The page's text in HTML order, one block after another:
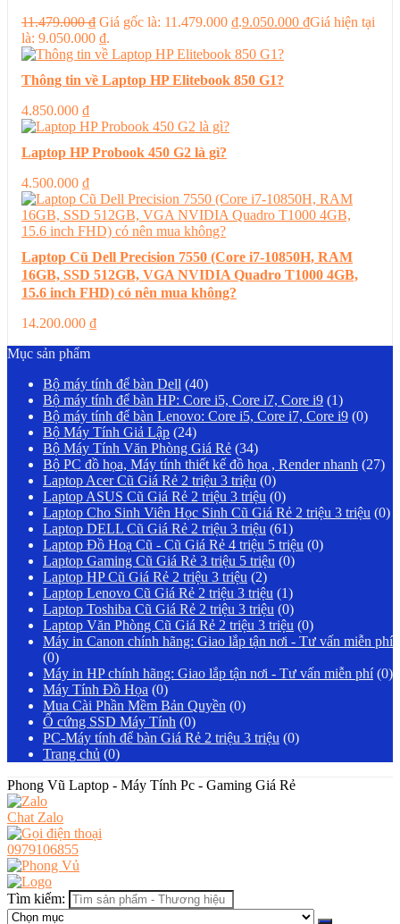
11.479.000₫ Giá gốc là: 11.479.000 ₫.9.050.000 ₫Giá hiện tại
là: 9.050.000 ₫.
Thông tin về Laptop HP Elitebook 850 G1?
4.850.000 ₫
Laptop HP Probook 450 G2 là gì?
4.500.000 ₫
Laptop Cũ Dell Precision 7550 (Core i7-10850H, RAM
16GB, SSD 512GB, VGA NVIDIA Quadro T1000 4GB,
15.6 inch FHD) có nên mua không?
14.200.000 ₫
Mục sản phẩm
Bộ máy tính để bàn Dell (40)
Bộ máy tính để bàn HP: Core i5, Core i7, Core i9 (1)
Bộ máy tính để bàn Lenovo: Core i5, Core i7, Core i9 (0)
Bộ Máy Tính Giả Lập (24)
Bộ Máy Tính Văn Phòng Giá Rẻ (34)
Bộ PC đồ họa, Máy tính thiết kế đồ họa , Render nhanh (27)
Laptop Acer Cũ Giá Rẻ 2 triệu 3 triệu (0)
Laptop ASUS Cũ Giá Rẻ 2 triệu 3 triệu (0)
Laptop Cho Sinh Viên Học Sinh Cũ Giá Rẻ 2 triệu 3 triệu (0)
Laptop DELL Cũ Giá Rẻ 2 triệu 3 triệu (61)
Laptop Đồ Hoạ Cũ - Cũ Giá Rẻ 4 triệu 5 triệu (0)
Laptop Gaming Cũ Giá Rẻ 3 triệu 5 triệu (0)
Laptop HP Cũ Giá Rẻ 2 triệu 3 triệu (2)
Laptop Lenovo Cũ Giá Rẻ 2 triệu 3 triệu (1)
Laptop Toshiba Cũ Giá Rẻ 2 triệu 3 triệu (0)
Laptop Văn Phòng Cũ Giá Rẻ 2 triệu 3 triệu (0)
Máy in Canon chính hãng: Giao lắp tận nơi - Tư vấn miễn phí
(0)
Máy in HP chính hãng: Giao lắp tận nơi - Tư vấn miễn phí (0)
Máy Tính Đồ Họa (0)
Mua Cài Phần Mềm Bản Quyền (0)
Ổ cứng SSD Máy Tính (0)
PC-Máy tính để bàn Giá Rẻ 2 triệu 3 triệu (0)
Trang chủ (0)
Phong Vũ Laptop - Máy Tính Pc - Gaming Giá Rẻ
Chat Zalo
0979106855
Tìm kiếm: